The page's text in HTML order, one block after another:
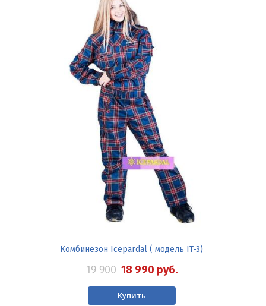
Комбинезон Icepardal ( модель IT-3)
19 900 18 990 руб.
Купить